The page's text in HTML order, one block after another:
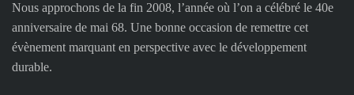
Nous approchons de la fin 2008, l’année où l’on a célébré le 40e
anniversaire de mai 68. Une bonne occasion de remettre cet
évènement marquant en perspective avec le développement
durable.